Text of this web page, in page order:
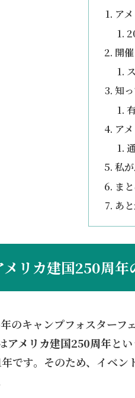
ア
開
知
ア
私
ま
あ
メリカ建国250周
のキャンプフォスターフ
アメリカ建国250周年と
年です。そのため、イベ